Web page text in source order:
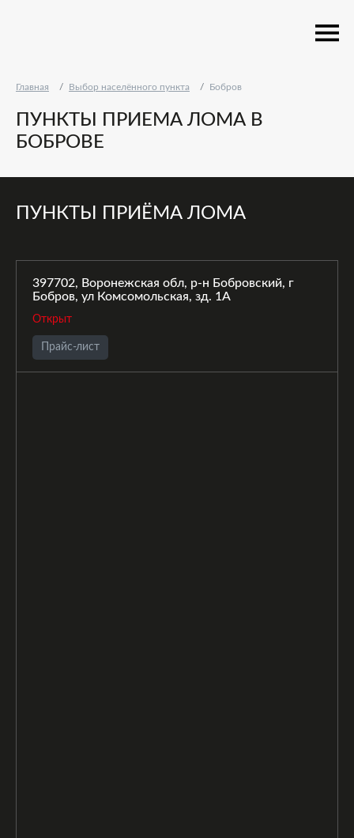
Главная Выбор населённого пункта Бобров
ПУНКТЫ ПРИЕМА ЛОМА В
БОБРОВЕ
ПУНКТЫ ПРИЁМА ЛОМА
397702, Воронежская обл, р-н Бобровский, г
Бобров, ул Комсомольская, зд. 1А
Открыт
Прайс-лист